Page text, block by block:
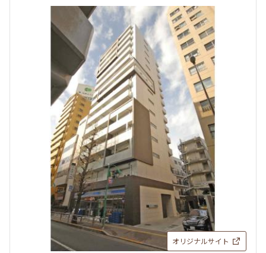
1LDK31.18㎡
新築 ペット可
お問合せ 追加
3階305
180,000円15,000円
1.0ヶ月 無
1LDK31.18㎡
新築 ペット可
お問合せ 追加
オリジナルサイト